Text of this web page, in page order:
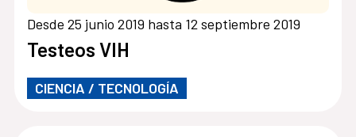
Desde 25 junio 2019 hasta 12 septiembre 2019
Testeos VIH
CIENCIA / TECNOLOGÍA